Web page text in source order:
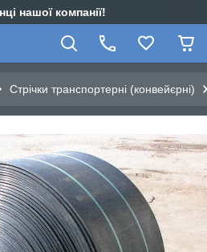
нашої компанії!
Стрічки транспортерні (конвейєрні)